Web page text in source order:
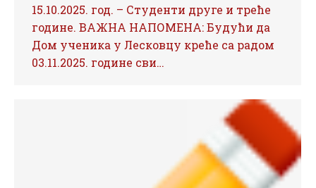
15.10.2025. год. – Студенти друге и треће
године. ВАЖНА НАПОМЕНА: Будући да
Дом ученика у Лесковцу креће са радом
03.11.2025. године сви…